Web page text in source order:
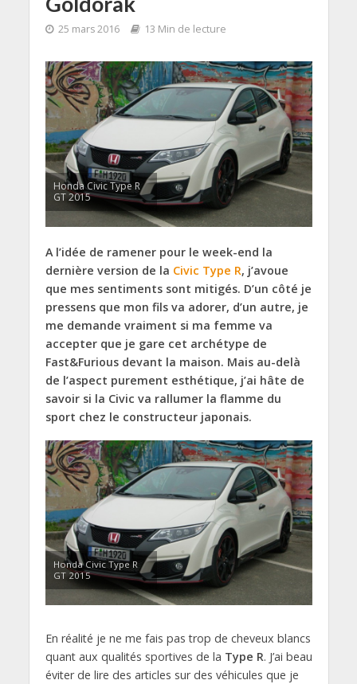
25 mars 2016 13 Min de lecture
Honda Civic Type R
GT 2015
A l’idée de ramener pour le week-end la
dernière version de la Civic Type R, j’avoue
que mes sentiments sont mitigés. D’un côté je
pressens que mon fils va adorer, d’un autre, je
me demande vraiment si ma femme va
accepter que je gare cet archétype de
Fast&Furious devant la maison. Mais au-delà
de l’aspect purement esthétique, j’ai hâte de
savoir si la Civic va rallumer la flamme du
sport chez le constructeur japonais.
Honda Civic Type R
GT 2015
En réalité je ne me fais pas trop de cheveux blancs
quant aux qualités sportives de la Type R. J’ai beau
éviter de lire des articles sur des véhicules que je